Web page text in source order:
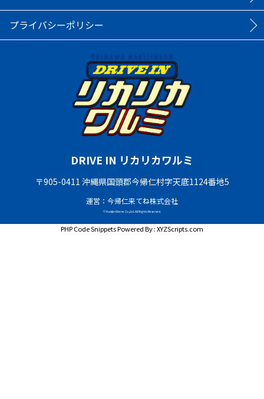
プライバシーポリシー
DRIVE IN リカリカワルミ
〒905-0411 沖縄県国頭郡今帰仁村字天底1124番地5
運営：今帰仁来てね株式会社
© Nakijin Kitene Co.,Ltd. All Rights Reserved.
PHP Code SnippetsPowered By :XYZScripts.com